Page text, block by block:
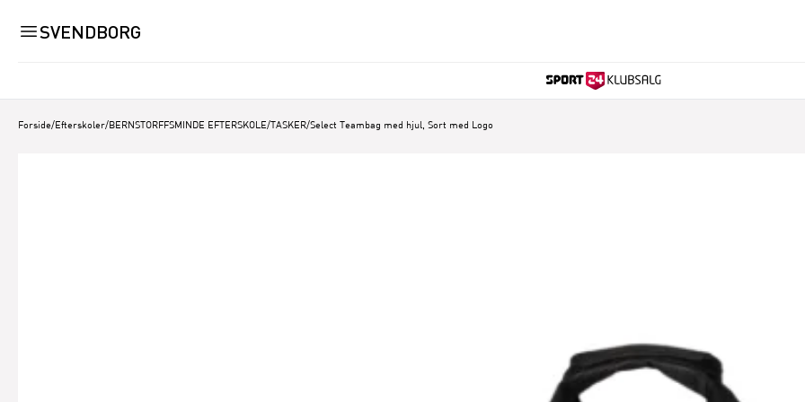
SVENDBORG
Forside/Efterskoler/BERNSTORFFSMINDE EFTERSKOLE/TASKER/Select Teambag med hjul, Sort med Logo